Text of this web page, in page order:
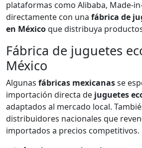
plataformas como Alibaba, Made-
directamente con una fábrica de
en Méxicoque distribuya
Fábrica de juguetes
México
Algunas fábricas mexicanasse
importación directa de juguetes
adaptados al mercado local.
distribuidores nacionales que
importados a precios competitivos.